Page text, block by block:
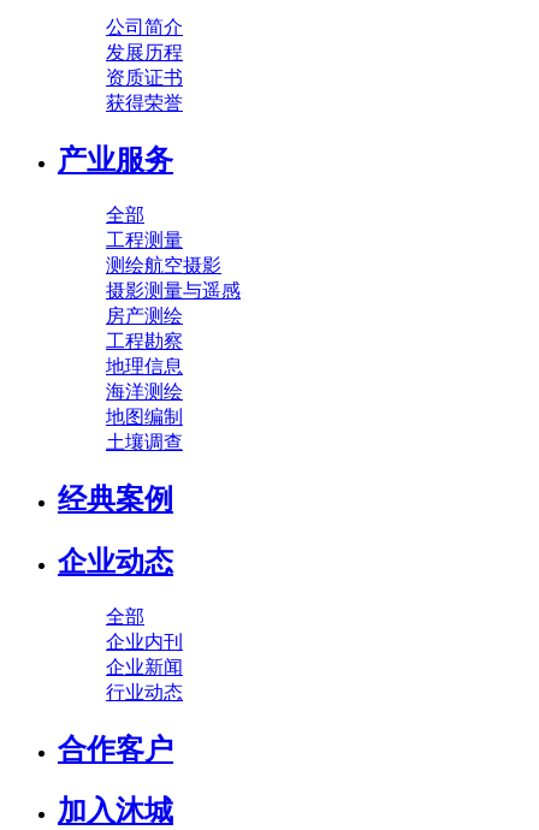
公司简介
发展历程
资质证书
获得荣誉
产业服务
全部
工程测量
测绘航空摄影
摄影测量与遥感
房产测绘
工程勘察
地理信息
海洋测绘
地图编制
土壤调查
经典案例
企业动态
全部
企业内刊
企业新闻
行业动态
合作客户
加入沐城